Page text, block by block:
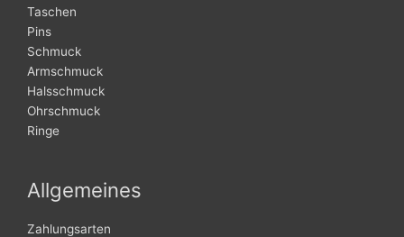
Taschen
Pins
Schmuck
Armschmuck
Halsschmuck
Ohrschmuck
Ringe
Allgemeines
Zahlungsarten